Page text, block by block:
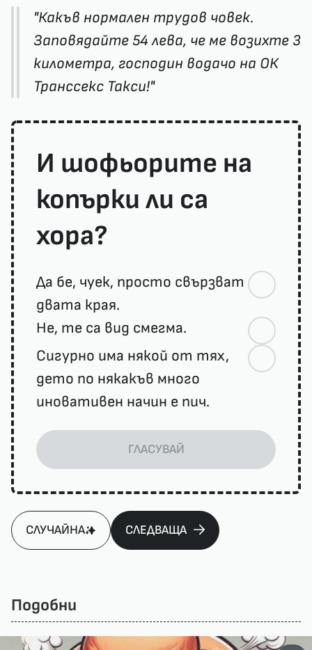
"Какъв нормален трудов човек.
Заповядайте 54 лева, че ме возихте 3
километра, господин водачо на ОК
Транссекс Такси!"
И шофьорите на
копърки ли са
хора?
Да бе, чуек, просто свързват
двата края.
Не, те са вид смегма.
Сигурно има някой от тях,
дето по някакъв много
иновативен начин е пич.
ГЛАСУВАЙ
СЛУЧАЙНА СЛЕДВАЩА
Подобни